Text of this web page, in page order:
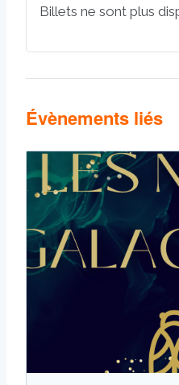
Billets ne sont plus
Évènements liés